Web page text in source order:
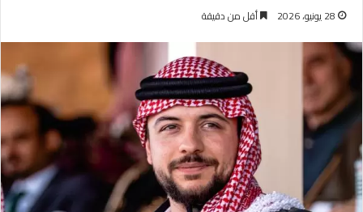
28 يونيو، 2026 أقل من دقيقة